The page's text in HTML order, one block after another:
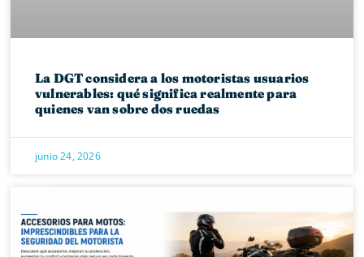
La DGT considera a los motoristas usuarios
vulnerables: qué significa realmente para
quienes van sobre dos ruedas
junio 24, 2026